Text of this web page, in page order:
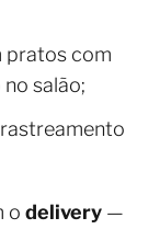
pratos com
salão;
o delivery —